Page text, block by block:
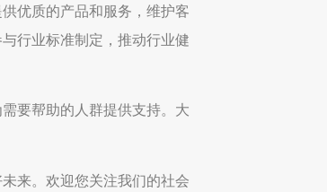
优质的产品和服务，维护客
行业标准制定，推动行业健
要帮助的人群提供支持。大
来。欢迎您关注我们的社会